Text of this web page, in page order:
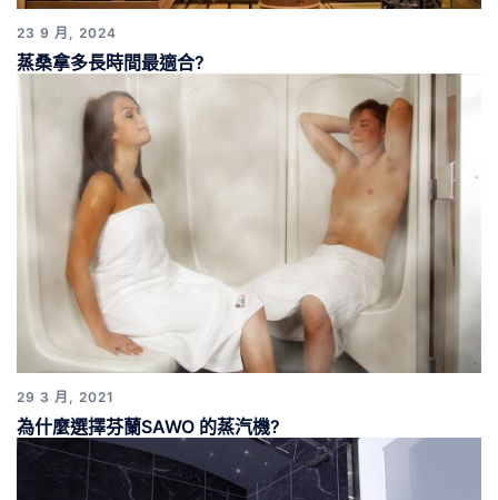
23 9 月, 2024
蒸桑拿多長時間最適合?
29 3 月, 2021
為什麼選擇芬蘭SAWO 的蒸汽機?